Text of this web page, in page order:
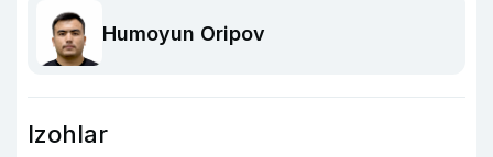
Humoyun Oripov
Izohlar